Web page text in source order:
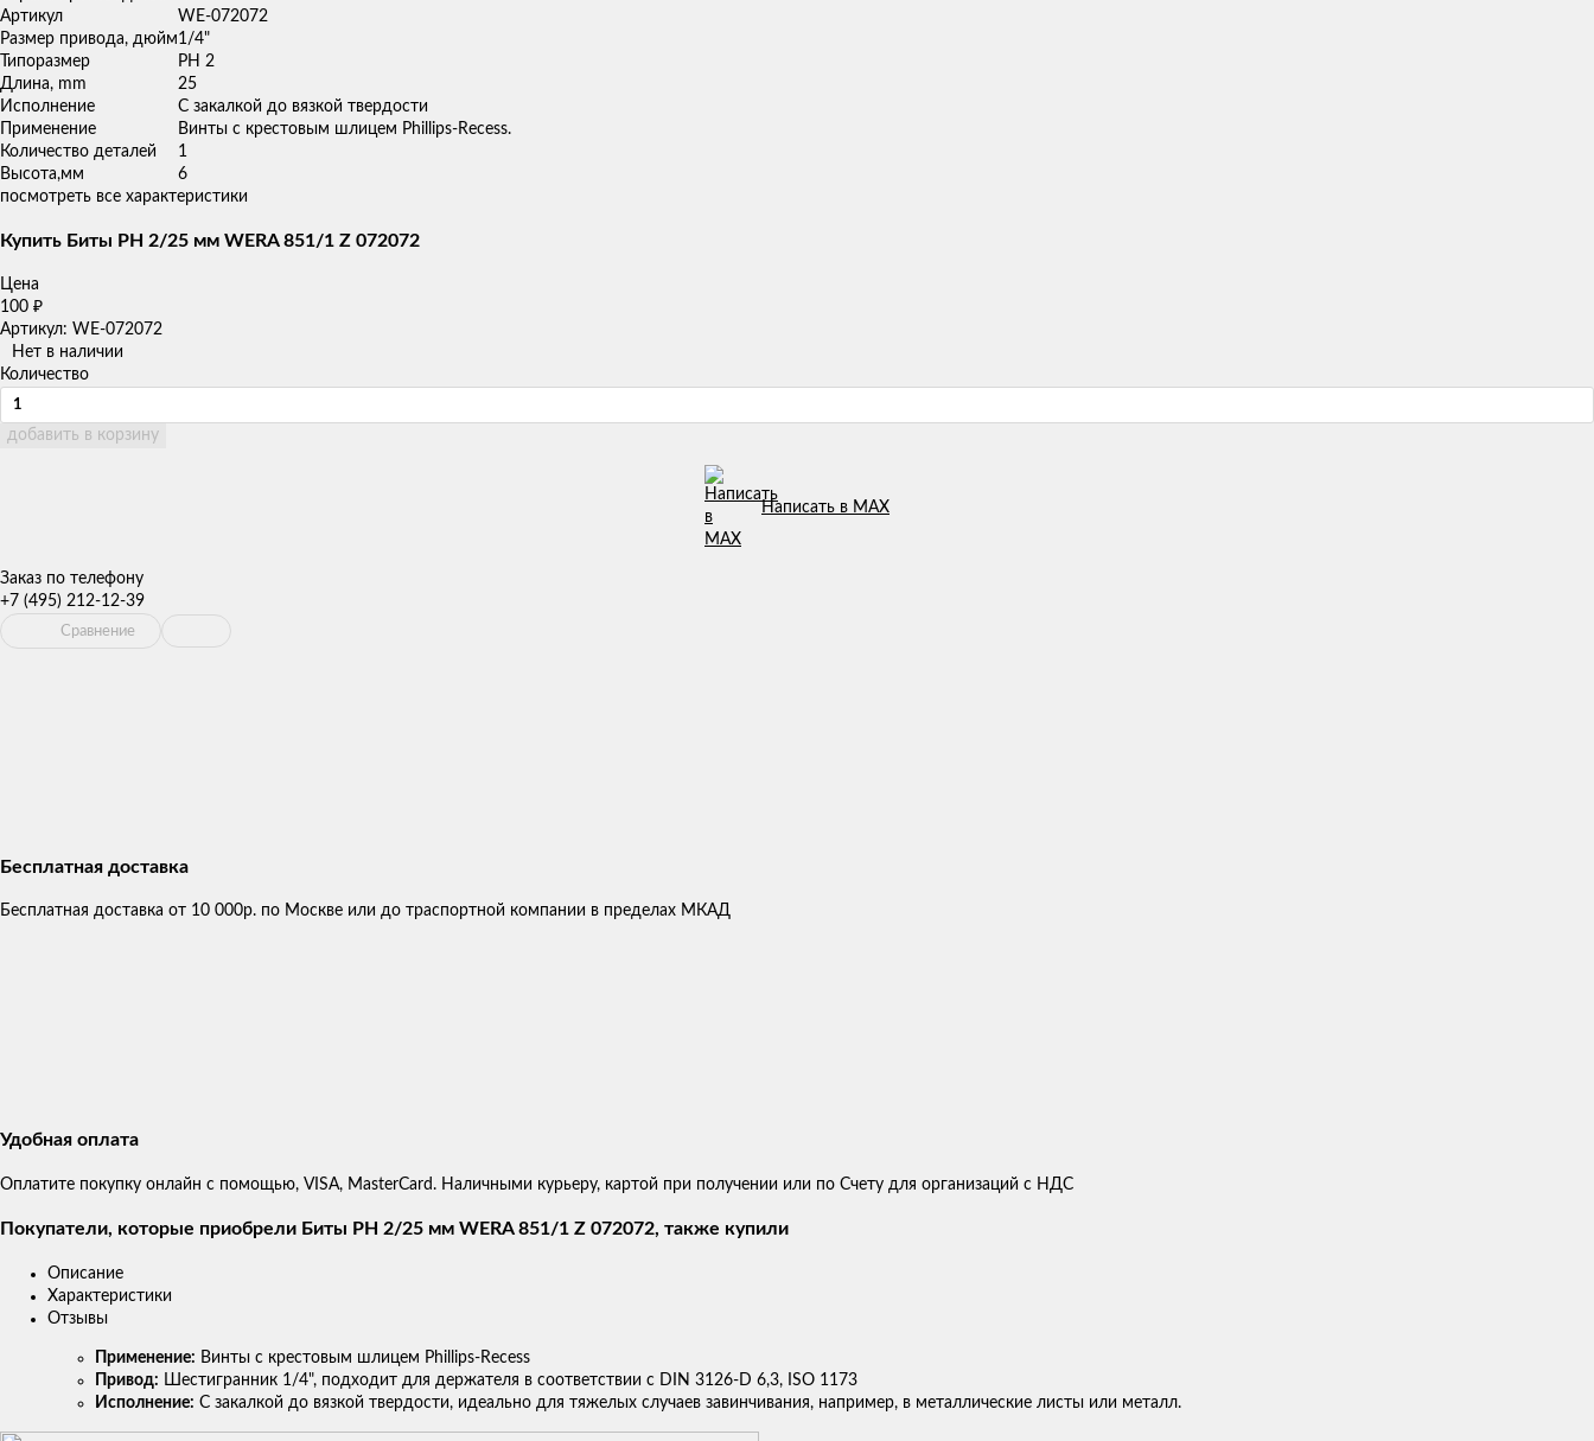
Артикул
WE-072072
Размер привода, дюйм1/4"
Типоразмер
PH 2
Длина, mm
25
Исполнение
С закалкой до вязкой твердости
Применение
Винты с крестовым шлицем Phillips-Recess.
Количество деталей
1
Высота,мм
6
посмотреть все характеристики
Купить Биты РН 2/25 мм WERA 851/1 Z 072072
Цена
100 ₽
Артикул: WE-072072
Нет в наличии
Количество
добавить в корзину
Написать в MAX
Заказ по телефону
+7 (495) 212-12-39
Сравнение
Бесплатная доставка
Бесплатная доставка от 10 000р. по Москве или до траспортной компании в пределах МКАД
Удобная оплата
Оплатите покупку онлайн с помощью, VISA, MasterCard. Наличными курьеру, картой при получении или по Счету для организаций с НДС
Покупатели, которые приобрели Биты РН 2/25 мм WERA 851/1 Z 072072, также купили
Описание
Характеристики
Отзывы
Применение: Винты с крестовым шлицем Phillips-Recess
Привод: Шестигранник 1/4", подходит для держателя в соответствии с DIN 3126-D 6,3, ISO 1173
Исполнение: С закалкой до вязкой твердости, идеально для тяжелых случаев завинчивания, например, в металлические листы или металл.